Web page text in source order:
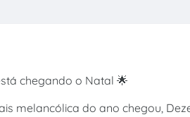
chegando o Natal 🌟
melancólica do ano chegou,